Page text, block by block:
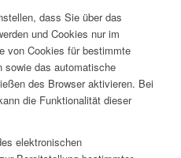
dass Sie über das
und Cookies nur im
von Cookies für bestimmte
sowie das automatische
des Browser aktivieren. Bei
die Funktionalität dieser
elektronischen